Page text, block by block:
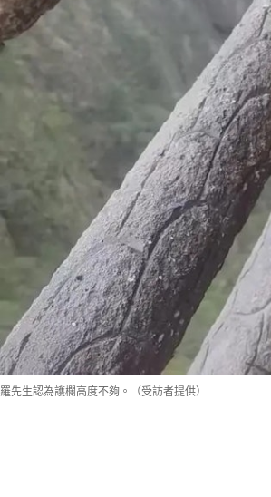
羅先生認為護欄高度不夠。（受訪者提供）